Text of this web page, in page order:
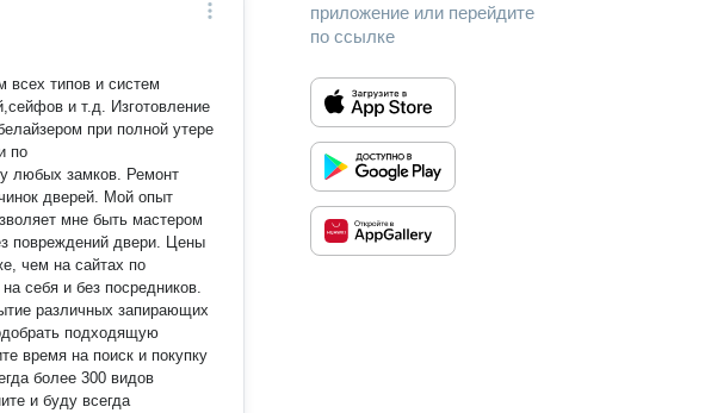
систем
Изготовление
при полной утере
замков. Ремонт
Мой опыт
мне быть мастером
чем на сайтах по
себя и без посредников.
различных запирающих
подходящую
время на поиск и покупку
более 300 видов
приложение или перейдите
по ссылке